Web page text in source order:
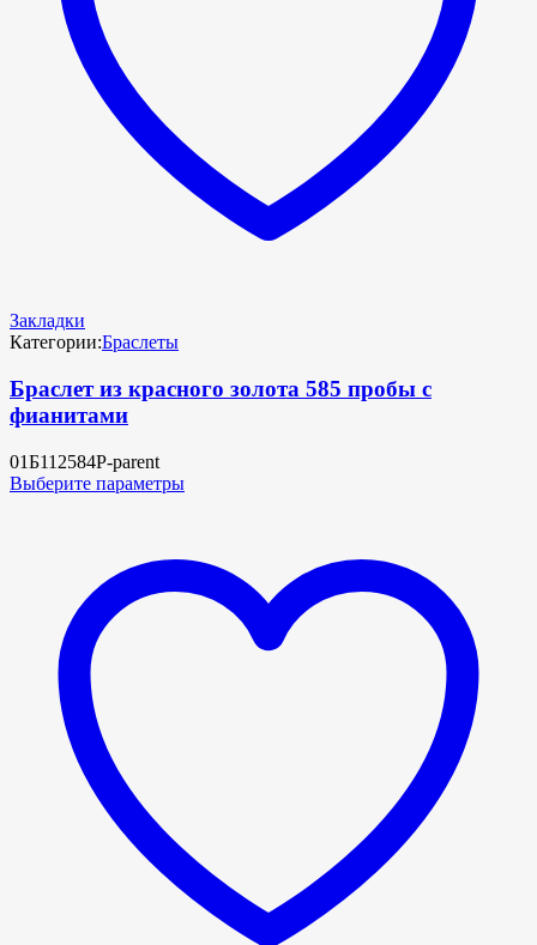
Закладки
Категории:Браслеты
Браслет из красного золота 585 пробы с
фианитами
01Б112584Р-parent
Выберите параметры